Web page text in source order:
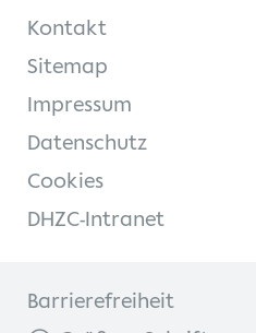
Kontakt
Sitemap
Impressum
Datenschutz
Cookies
DHZC-Intranet
Barrierefreiheit